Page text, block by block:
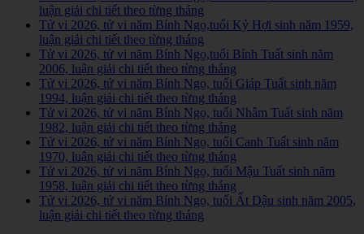
luận giải chi tiết theo từng tháng
Tử vi 2026, tử vi năm Bính Ngọ,tuổi Kỷ Hợi sinh năm 1959,
luận giải chi tiết theo từng tháng
Tử vi 2026, tử vi năm Bính Ngọ,tuổi Bính Tuất sinh năm
2006, luận giải chi tiết theo từng tháng
Tử vi 2026, tử vi năm Bính Ngọ, tuổi Giáp Tuất sinh năm
1994, luận giải chi tiết theo từng tháng
Tử vi 2026, tử vi năm Bính Ngọ, tuổi Nhâm Tuất sinh năm
1982, luận giải chi tiết theo từng tháng
Tử vi 2026, tử vi năm Bính Ngọ, tuổi Canh Tuất sinh năm
1970, luận giải chi tiết theo từng tháng
Tử vi 2026, tử vi năm Bính Ngọ, tuổi Mậu Tuất sinh năm
1958, luận giải chi tiết theo từng tháng
Tử vi 2026, tử vi năm Bính Ngọ, tuổi Ất Dậu sinh năm 2005,
luận giải chi tiết theo từng tháng